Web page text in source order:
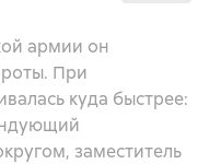
армии он
При
куда быстрее:
заместитель